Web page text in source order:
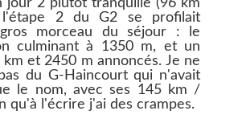
jour 2 plutôt tranquille (96 km
2 du G2 se profilait
morceau du séjour : le
culminant à 1350 m, et un
et 2450 m annoncés. Je ne
du G-Haincourt qui n'avait
le nom, avec ses 145 km /
qu'à l'écrire j'ai des crampes.